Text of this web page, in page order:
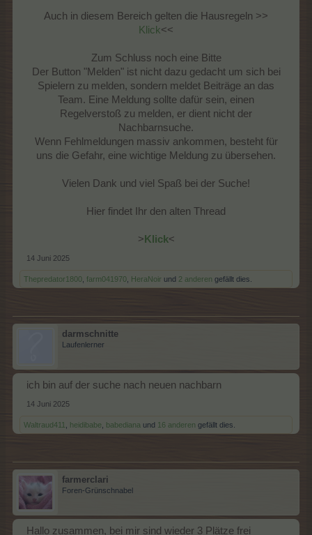
Auch in diesem Bereich gelten die Hausregeln >>
Klick<<
Zum Schluss noch eine Bitte
Der Button "Melden" ist nicht dazu gedacht um sich bei
Spielern zu melden, sondern meldet Beiträge an das
Team. Eine Meldung sollte dafür sein, einen
Regelverstoß zu melden, er dient nicht der
Nachbarnsuche.
Wenn Fehlmeldungen massiv ankommen, besteht für
uns die Gefahr, eine wichtige Meldung zu übersehen.
Vielen Dank und viel Spaß bei der Suche!
Hier findet Ihr den alten Thread
> Klick<​
14 Juni 2025
Thepredator1800 farm041970 HeraNoir und 2 anderen gefällt dies.
darmschnitte
Laufenlerner
ich bin auf der suche nach neuen nachbarn
14 Juni 2025
Waltraud411 heidibabe babediana und 16 anderen gefällt dies.
farmerclari
Foren-Grünschnabel
Hallo zusammen, bei mir sind wieder 3 Plätze frei